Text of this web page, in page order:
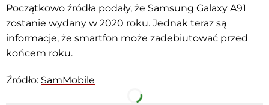
Początkowo źródła podały, że Samsung Galaxy A91
zostanie wydany w 2020 roku. Jednak teraz są
informacje, że smartfon może zadebiutować przed
końcem roku.
Źródło: SamMobile
Facebook Telegram